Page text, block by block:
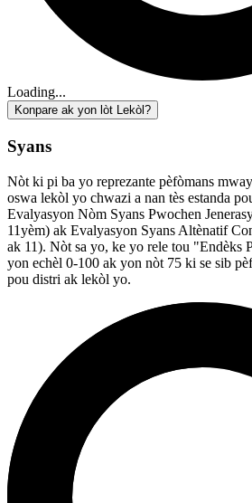
Loading...
Konpare ak yon lòt Lekòl?
Syans
Nòt ki pi ba yo reprezante pèfòmans
oswa lekòl yo chwazi a nan tès estanda
Evalyasyon Nòm Syans Pwochen
11yèm) ak Evalyasyon Syans Altènatif
ak 11). Nòt sa yo, ke yo rele tou "Endèks
yon echèl 0-100 ak yon nòt 75 ki se sib
pou distri ak lekòl yo.